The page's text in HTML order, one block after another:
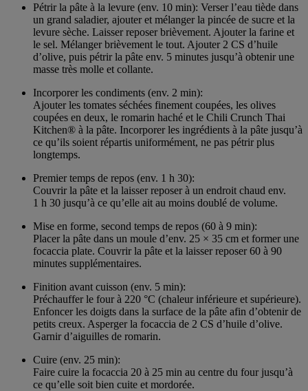
Pétrir la pâte à la levure (env. 10 min): Verser l’eau tiède dans
un grand saladier, ajouter et mélanger la pincée de sucre et la
levure sèche. Laisser reposer brièvement. Ajouter la farine et
le sel. Mélanger brièvement le tout. Ajouter 2 CS d’huile
d’olive, puis pétrir la pâte env. 5 minutes jusqu’à obtenir une
masse très molle et collante.
Incorporer les condiments (env. 2 min):
Ajouter les tomates séchées finement coupées, les olives
coupées en deux, le romarin haché et le Chili Crunch Thai
Kitchen® à la pâte. Incorporer les ingrédients à la pâte jusqu’à
ce qu’ils soient répartis uniformément, ne pas pétrir plus
longtemps.
Premier temps de repos (env. 1 h 30):
Couvrir la pâte et la laisser reposer à un endroit chaud env.
1 h 30 jusqu’à ce qu’elle ait au moins doublé de volume.
Mise en forme, second temps de repos (60 à 9 min):
Placer la pâte dans un moule d’env. 25 × 35 cm et former une
focaccia plate. Couvrir la pâte et la laisser reposer 60 à 90
minutes supplémentaires.
Finition avant cuisson (env. 5 min):
Préchauffer le four à 220 °C (chaleur inférieure et supérieure).
Enfoncer les doigts dans la surface de la pâte afin d’obtenir de
petits creux. Asperger la focaccia de 2 CS d’huile d’olive.
Garnir d’aiguilles de romarin.
Cuire (env. 25 min):
Faire cuire la focaccia 20 à 25 min au centre du four jusqu’à
ce qu’elle soit bien cuite et mordorée.